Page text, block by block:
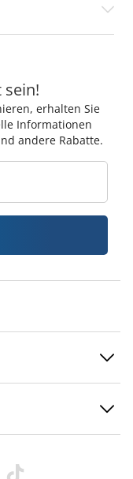
erhalten Sie
Informationen
andere Rabatte.